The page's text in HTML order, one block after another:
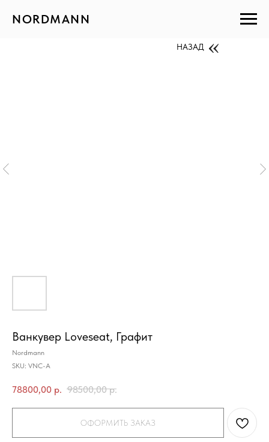
NORDMANN
НАЗАД
Ванкувер Loveseat, Графит
Nordmann
SKU: VNC-A
78800,00 р. 98500,00 р.
ОФОРМИТЬ ЗАКАЗ